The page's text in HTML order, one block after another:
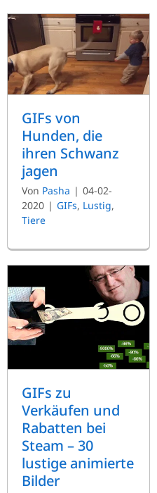
GIFs von
Hunden, die
ihren Schwanz
jagen
Von Pasha | 04-02-
2020 | GIFs, Lustig,
Tiere
GIFs zu
Verkäufen und
Rabatten bei
Steam – 30
lustige animierte
Bilder